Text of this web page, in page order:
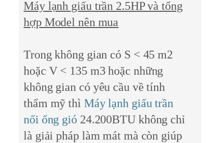
Máy lạnh giấu trần 2.5HP và tổng
hợp Model nên mua
Trong không gian có S < 45 m2
hoặc V < 135 m3 hoặc những
không gian có yêu cầu về tính
thẩm mỹ thì Máy lạnh giấu trần
nối ống gió 24.200BTU không chỉ
là giải pháp làm mát mà còn giúp